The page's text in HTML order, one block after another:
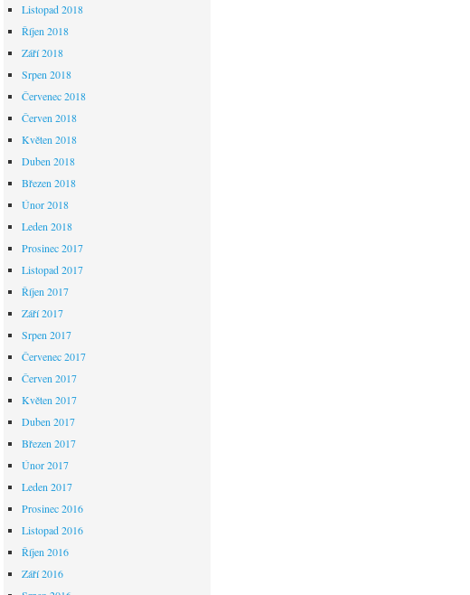
Listopad 2018
Říjen 2018
Září 2018
Srpen 2018
Červenec 2018
Červen 2018
Květen 2018
Duben 2018
Březen 2018
Únor 2018
Leden 2018
Prosinec 2017
Listopad 2017
Říjen 2017
Září 2017
Srpen 2017
Červenec 2017
Červen 2017
Květen 2017
Duben 2017
Březen 2017
Únor 2017
Leden 2017
Prosinec 2016
Listopad 2016
Říjen 2016
Září 2016